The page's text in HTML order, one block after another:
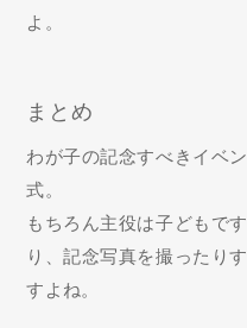
よ。
まとめ
わが子の記念すべきイベ
式。
もちろん主役は子どもで
り、記念写真を撮ったり
すよね。